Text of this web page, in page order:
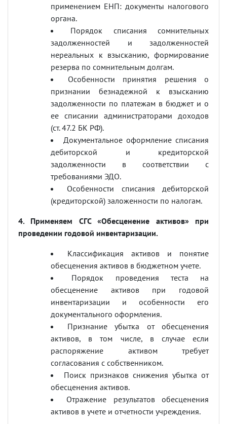
применением ЕНП: документы налогового
органа.
Порядок списания сомнительных
задолженностей и задолженностей
нереальных к взысканию, формирование
резерва по сомнительным долгам.
Особенности принятия решения о
признании безнадежной к взысканию
задолженности по платежам в бюджет и о
ее списании администраторами доходов
(ст. 47.2 БК РФ).
Документальное оформление списания
дебиторской и кредиторской
задолженности в соответствии с
требованиями ЭДО.
Особенности списания дебиторской
(кредиторской) заложенности по налогам.
4. Применяем СГС «Обесценение активов» при
проведении годовой инвентаризации.
Классификация активов и понятие
обесценения активов в бюджетном учете.
Порядок проведения теста на
обесценение активов при годовой
инвентаризации и особенности его
документального оформления.
Признание убытка от обесценения
активов, в том числе, в случае если
распоряжение активом требует
согласования с собственником.
Поиск признаков снижения убытка от
обесценения активов.
Отражение результатов обесценения
активов в учете и отчетности учреждения.